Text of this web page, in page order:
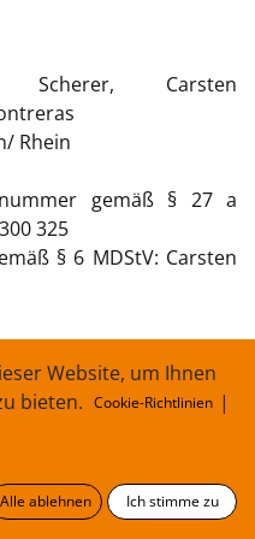
Scherer, Carsten
Rhein
gemäß § 27 a
325
§ 6 MDStV: Carsten
CMC Klebetechnik
Website, um Ihnen
bieten. Cookie-Richtlinien |
Alle ablehnen Ich stimme zu